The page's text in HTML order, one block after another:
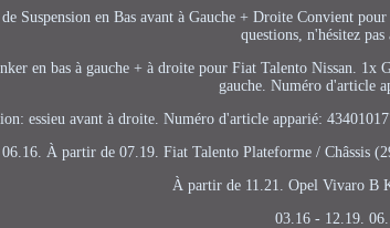
Suspension en Bas avant à Gauche + Droite Convient
questions, n'hésitez pas
en bas à gauche + à droite pour Fiat Talento Nissan.
gauche. Numéro d'article
essieu avant à droite. Numéro d'article apparié:
À partir de 07.19. Fiat Talento Plateforme / Châssis
À partir de 11.21. Opel Vivaro B
03.16 - 12.19.